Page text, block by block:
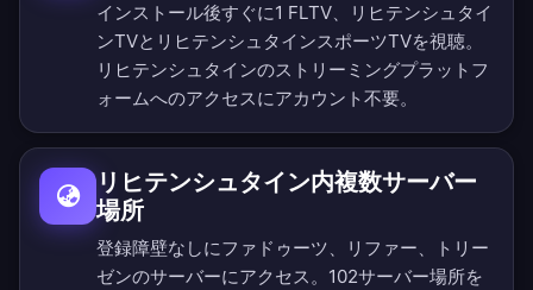
インストール後すぐに1 FLTV、リヒテンシュタイ
ンTVとリヒテンシュタインスポーツTVを視聴。
リヒテンシュタインのストリーミングプラットフ
ォームへのアクセスにアカウント不要。
リヒテンシュタイン内複数サーバー
場所
登録障壁なしにファドゥーツ、リファー、トリー
ゼンのサーバーにアクセス。 102サーバー場所を